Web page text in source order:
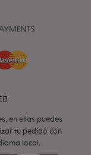
en ellas puedes
tu pedido con
local.